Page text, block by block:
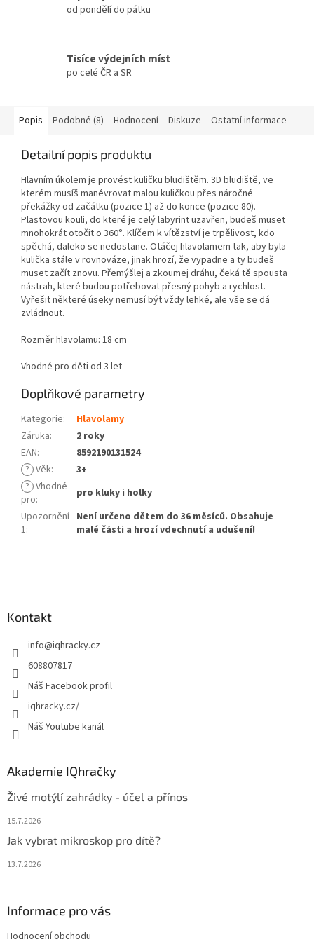
od pondělí do pátku
Tisíce výdejních míst
po celé ČR a SR
Popis Podobné (8) Hodnocení Diskuze Ostatní informace
Detailní popis produktu
Hlavním úkolem je provést kuličku bludištěm. 3D bludiště, ve
kterém musíš manévrovat malou kuličkou přes náročné
překážky od začátku (pozice 1) až do konce (pozice 80).
Plastovou kouli, do které je celý labyrint uzavřen, budeš muset
mnohokrát otočit o 360°. Klíčem k vítězství je trpělivost, kdo
spěchá, daleko se nedostane. Otáčej hlavolamem tak, aby byla
kulička stále v rovnováze, jinak hrozí, že vypadne a ty budeš
muset začít znovu. Přemýšlej a zkoumej dráhu, čeká tě spousta
nástrah, které budou potřebovat přesný pohyb a rychlost.
Vyřešit některé úseky nemusí být vždy lehké, ale vše se dá
zvládnout.
Rozměr hlavolamu: 18 cm
Vhodné pro děti od 3 let
Doplňkové parametry
Kategorie:
Hlavolamy
Záruka:
2 roky
EAN:
8592190131524
? Věk:
3+
? Vhodné
pro:
pro kluky i holky
Upozornění
1:
Není určeno dětem do 36 měsíců. Obsahuje
malé části a hrozí vdechnutí a udušení!
Kontakt
info@iqhracky.cz
608807817
Náš Facebook profil
iqhracky.cz/
Náš Youtube kanál
Akademie IQhračky
Živé motýlí zahrádky - účel a přínos
15.7.2026
Jak vybrat mikroskop pro dítě?
13.7.2026
Informace pro vás
Hodnocení obchodu